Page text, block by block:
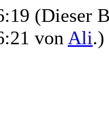
(Dieser
von Ali.)